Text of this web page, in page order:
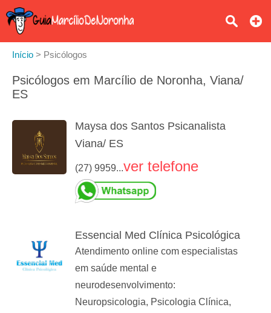
Início > Psicólogos
Psicólogos em Marcílio de Noronha, Viana/
ES
Maysa dos Santos Psicanalista
Viana/ ES
(27) 9959...ver telefone
Essencial Med Clínica Psicológica
Atendimento online com especialistas
em saúde mental e
neurodesenvolvimento:
Neuropsicologia, Psicologia Clínica,